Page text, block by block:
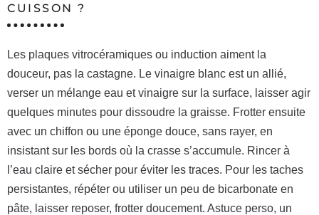
CUISSON ?
Les plaques vitrocéramiques ou induction aiment la
douceur, pas la castagne. Le vinaigre blanc est un allié,
verser un mélange eau et vinaigre sur la surface, laisser agir
quelques minutes pour dissoudre la graisse. Frotter ensuite
avec un chiffon ou une éponge douce, sans rayer, en
insistant sur les bords où la crasse s’accumule. Rincer à
l’eau claire et sécher pour éviter les traces. Pour les taches
persistantes, répéter ou utiliser un peu de bicarbonate en
pâte, laisser reposer, frotter doucement. Astuce perso, un